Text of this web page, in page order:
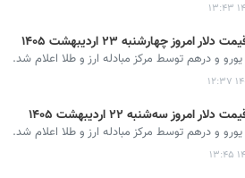
دلار امروز چهارشنبه ۲۳ اردیبهشت ۱۴۰۵
و درهم توسط مرکز مبادله ارز و طلا اعلام شد.
دلار امروز سه‌شنبه ۲۲ اردیبهشت ۱۴۰۵
و درهم توسط مرکز مبادله ارز و طلا اعلام شد.